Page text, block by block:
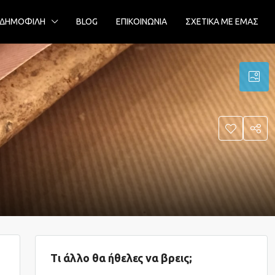
ΔΗΜΟΦΙΛΗ BLOG ΕΠΙΚΟΙΝΩΝΙΑ ΣΧΕΤΙΚΑ ΜΕ ΕΜΑΣ
Τι άλλο θα ήθελες να βρεις;